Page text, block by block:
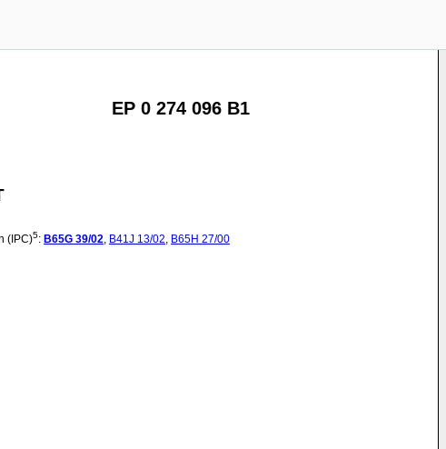
EP 0 274 096 B1
(IPC)5: B65G 39/02, B41J 13/02, B65H 27/00